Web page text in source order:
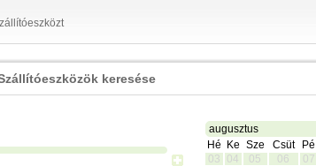
keresése
augusztus
Hé
Ke Sze Csüt Pé
03
04 05 06 07